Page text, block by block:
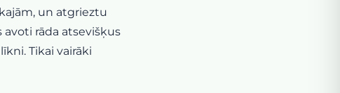
un atgrieztu
rāda atsevišķus
Tikai vairāki